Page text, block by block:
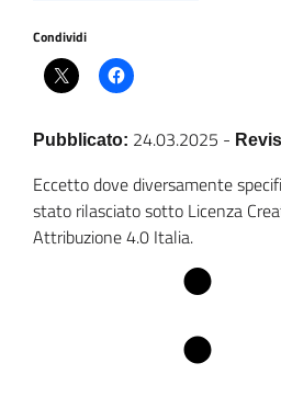
Condividi
Pubblicato: 24.03.2025 -
Eccetto dove diversamente
stato rilasciato sotto Licenza
Attribuzione 4.0 Italia.